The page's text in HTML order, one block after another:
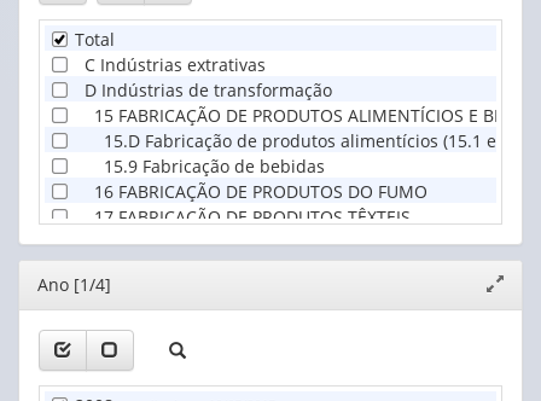
Total
C Indústrias extrativas
D Indústrias de transformação
15 FABRICAÇÃO DE PRODUTOS ALIMENTÍCIOS E
15.D Fabricação de produtos alimentícios (15.1 e 15.2
15.9 Fabricação de bebidas
16 FABRICAÇÃO DE PRODUTOS DO FUMO
17 FABRICAÇÃO DE PRODUTOS TÊXTEIS
18 CONFECÇÃO DE ARTIGOS DO VESTUÁRIO E
19 PREPARAÇÃO DE COUROS E FABRICAÇÃO DE
20 FABRICAÇÃO DE PRODUTOS DE MADEIRA
21 FABRICAÇÃO DE CELULOSE, PAPEL E PRODUTOS DE
21.1 Fabricação de celulose e outras pastas
21.D Fabricação de papel, embalagens e artefatos de
22 EDIÇÃO, IMPRESSÃO E REPRODUÇÃO DE
Editor
janela
Ano [1/4]